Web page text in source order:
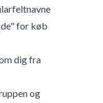
for køb
dig fra
og